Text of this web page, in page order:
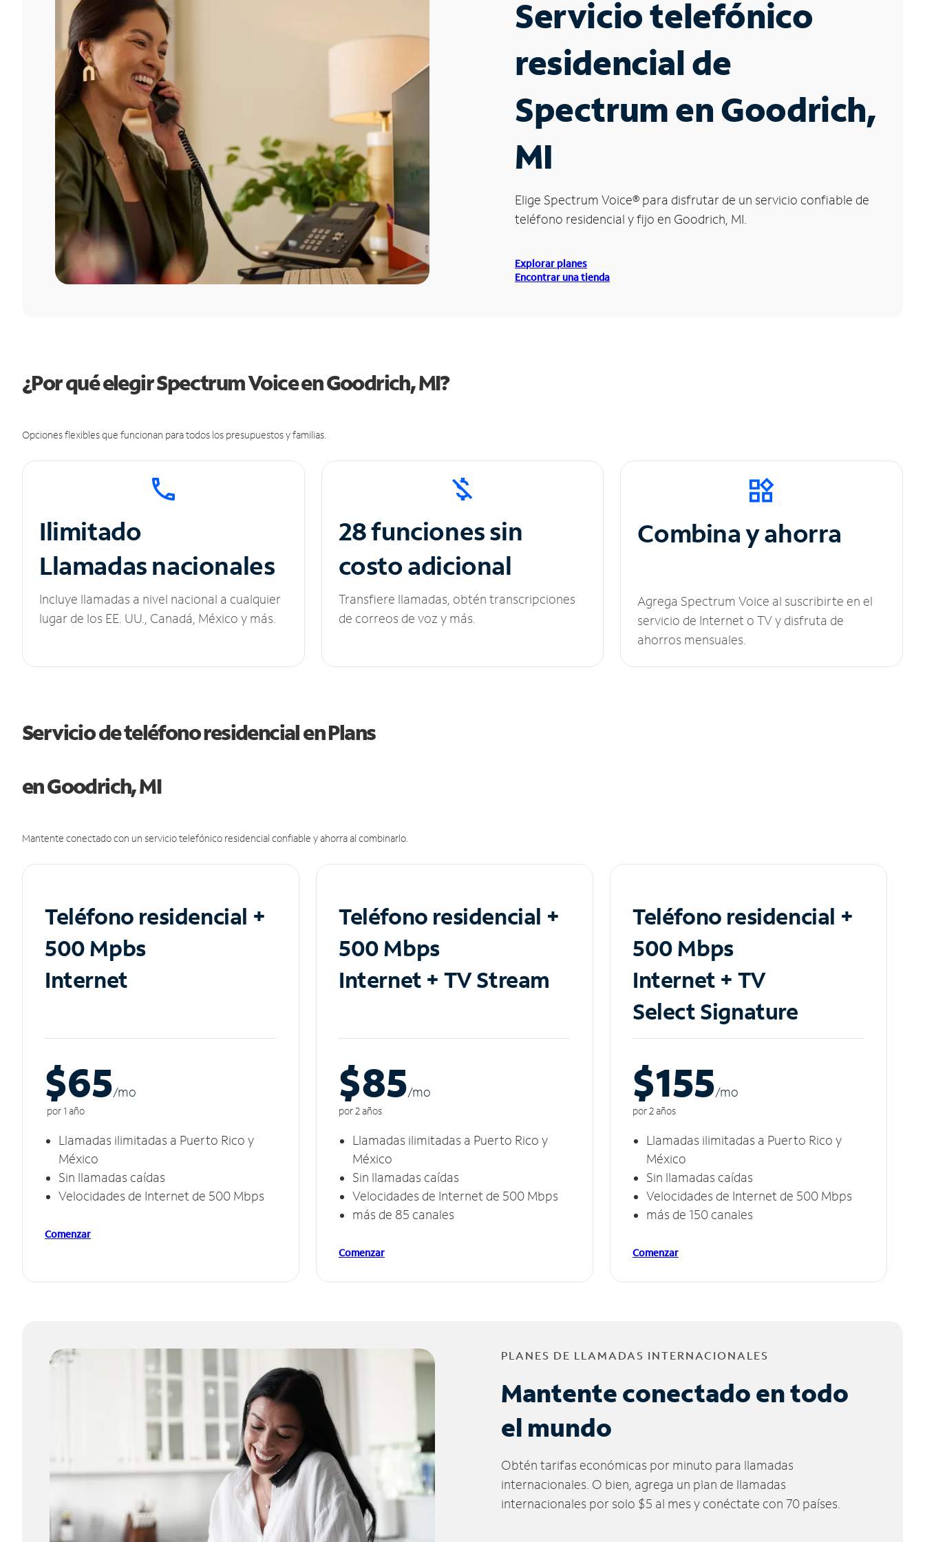
Servicio telefónico
residencial de
Spectrum en Goodrich,
MI
Elige Spectrum Voice® para disfrutar de un servicio confiable de
teléfono residencial y fijo en Goodrich, MI.
Explorar planes
Encontrar una tienda
¿Por qué elegir Spectrum Voice en Goodrich, MI?
Opciones flexibles que funcionan para todos los presupuestos y familias.
Ilimitado
Llamadas nacionales
Incluye llamadas a nivel nacional a cualquier
lugar de los EE. UU., Canadá, México y más.
28 funciones sin
costo adicional
Transfiere llamadas, obtén transcripciones
de correos de voz y más.
Combina y ahorra
Agrega Spectrum Voice al suscribirte en el
servicio de Internet o TV y disfruta de
ahorros mensuales.
Servicio de teléfono residencial en Plans
en Goodrich, MI
Mantente conectado con un servicio telefónico residencial confiable y ahorra al combinarlo.
Teléfono residencial +
500 Mpbs
Internet
$65/mo
por 1 año
Llamadas ilimitadas a Puerto Rico y
México
Sin llamadas caídas
Velocidades de Internet de 500 Mbps
Comenzar
Teléfono residencial +
500 Mbps
Internet + TV Stream
$85/mo
por 2 años
Llamadas ilimitadas a Puerto Rico y
México
Sin llamadas caídas
Velocidades de Internet de 500 Mbps
más de 85 canales
Comenzar
Teléfono residencial +
500 Mbps
Internet + TV
Select Signature
$155/mo
por 2 años
Llamadas ilimitadas a Puerto Rico y
México
Sin llamadas caídas
Velocidades de Internet de 500 Mbps
más de 150 canales
Comenzar
PLANES DE LLAMADAS INTERNACIONALES
Mantente conectado en todo
el mundo
Obtén tarifas económicas por minuto para llamadas
internacionales. O bien, agrega un plan de llamadas
internacionales por solo $5 al mes y conéctate con 70 países.